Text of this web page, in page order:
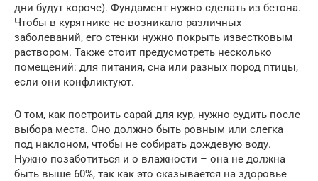
дни будут короче). Фундамент нужно сделать из бетона.
Чтобы в курятнике не возникало различных
заболеваний, его стенки нужно покрыть известковым
раствором. Также стоит предусмотреть несколько
помещений: для питания, сна или разных пород птицы,
если они конфликтуют.
О том, как построить сарай для кур, нужно судить после
выбора места. Оно должно быть ровным или слегка
под наклоном, чтобы не собирать дождевую воду.
Нужно позаботиться и о влажности – она не должна
быть выше 60%, так как это сказывается на здоровье